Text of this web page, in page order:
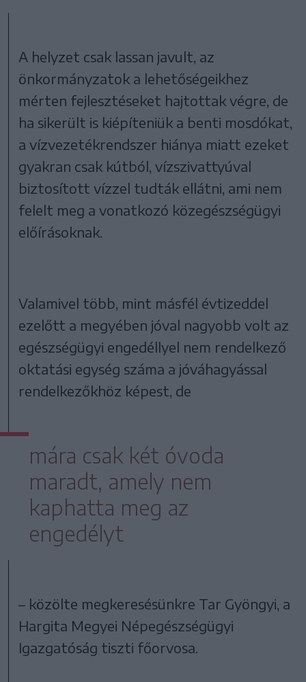
A helyzet csak lassan javult, az
önkormányzatok a lehetőségeikhez
mérten fejlesztéseket hajtottak végre, de
ha sikerült is kiépíteniük a benti mosdókat,
a vízvezetékrendszer hiánya miatt ezeket
gyakran csak kútból, vízszivattyúval
biztosított vízzel tudták ellátni, ami nem
felelt meg a vonatkozó közegészségügyi
előírásoknak.
Valamivel több, mint másfél évtizeddel
ezelőtt a megyében jóval nagyobb volt az
egészségügyi engedéllyel nem rendelkező
oktatási egység száma a jóváhagyással
rendelkezőkhöz képest, de
mára csak két óvoda
maradt, amely nem
kaphatta meg az
engedélyt
– közölte megkeresésünkre Tar Gyöngyi, a
Hargita Megyei Népegészségügyi
Igazgatóság tiszti főorvosa.